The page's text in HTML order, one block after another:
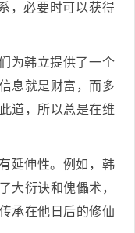
，必要时可以获得
为韩立提供了一个
息就是财富，而多
道，所以总是在维
延伸性。例如，韩
大衍诀和傀儡术，
承在他日后的修仙